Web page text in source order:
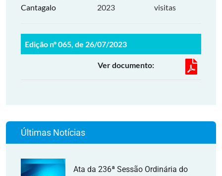
Cantagalo
2023
visitas
Edição nº 065, de 26/07/2023
Ver documento:
Últimas Notícias
Ata da 236ª Sessão Ordinária do